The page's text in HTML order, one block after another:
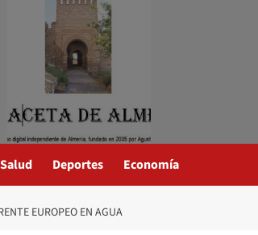
Salud Deportes Economía
EUROPEO EN AGUA